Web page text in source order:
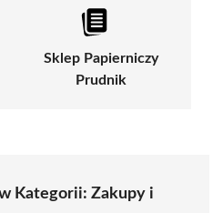
Sklep Papierniczy
Prudnik
Kategorii: Zakupy i